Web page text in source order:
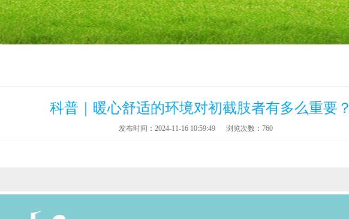
科普｜暖心舒适的环境对初截肢者有多么重要？
发布时间：2024-11-16 10:59:49 浏览次数：760